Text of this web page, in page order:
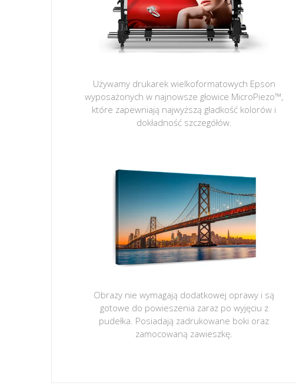
Używamy drukarek wielkoformatowych Epson
wyposażonych w najnowsze głowice MicroPiezo™,
które zapewniają najwyższą gładkość kolorów i
dokładność szczegółów.
Obrazy nie wymagają dodatkowej oprawy i są
gotowe do powieszenia zaraz po wyjęciu z
pudełka. Posiadają zadrukowane boki oraz
zamocowaną zawieszkę.